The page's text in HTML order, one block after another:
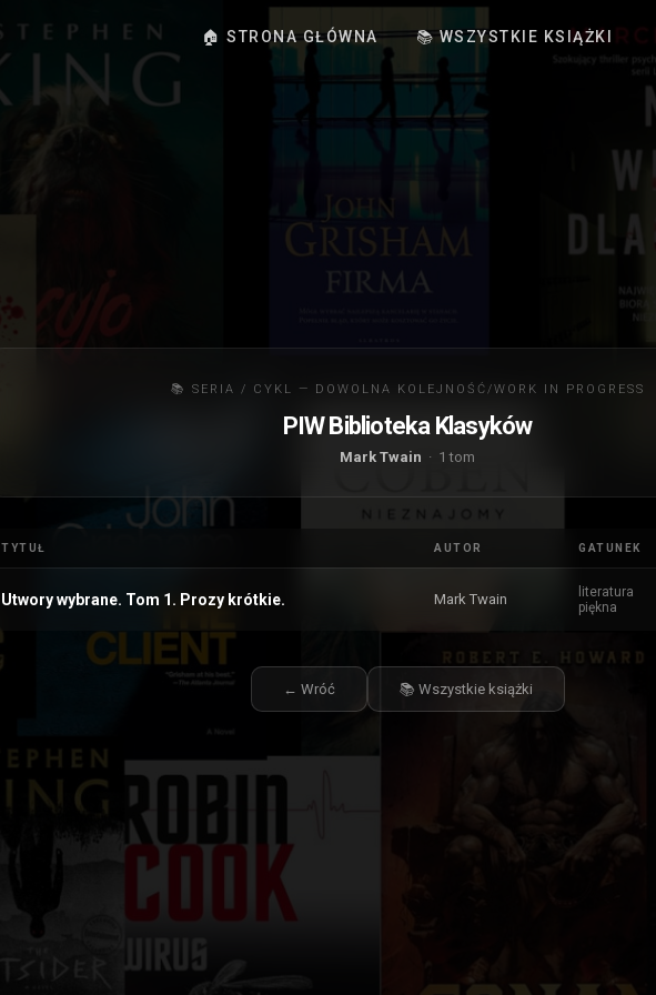
🏠 STRONA GŁÓWNA 📚 WSZYSTKIE KSIĄŻKI
📚 SERIA / CYKL — DOWOLNA KOLEJNOŚĆ/WORK IN PROGRESS
PIW Biblioteka Klasyków
Mark Twain · 1 tom
TYTUŁ AUTOR GATUNEK
Utwory wybrane. Tom 1. Prozy krótkie. Mark Twain
literatura
piękna
← Wróć 📚 Wszystkie książki